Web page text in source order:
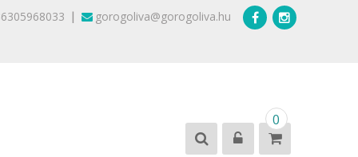
| gorogoliva@gorogoliva.hu
0